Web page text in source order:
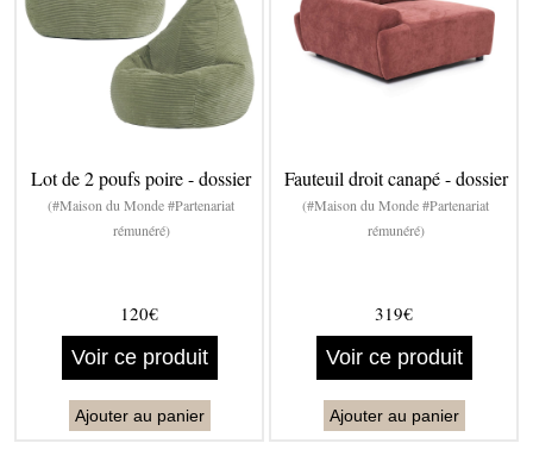
Lot de 2 poufs poire - dossier
(#Maison du Monde #Partenariat
rémunéré)
120€
Voir ce produit
Ajouter au panier
Fauteuil droit canapé - dossier
(#Maison du Monde #Partenariat
rémunéré)
319€
Voir ce produit
Ajouter au panier